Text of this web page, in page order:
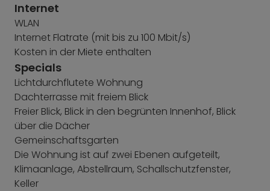
Internet
WLAN
Internet Flatrate (mit bis zu 100 Mbit/s)
Kosten in der Miete enthalten
Specials
Lichtdurchflutete Wohnung
Dachterrasse mit freiem Blick
Freier Blick, Blick in den begrünten Innenhof, Blick
über die Dächer
Gemeinschaftsgarten
Die Wohnung ist auf zwei Ebenen aufgeteilt,
Klimaanlage, Abstellraum, Schallschutzfenster,
Keller